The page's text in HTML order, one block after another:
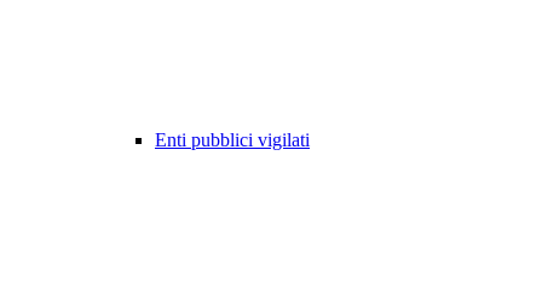
Enti pubblici vigilati